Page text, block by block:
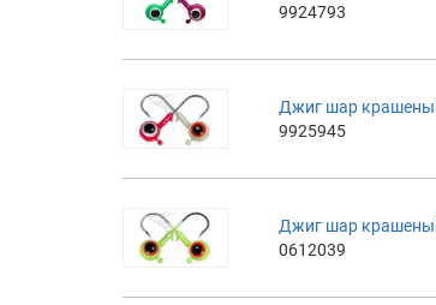
9924793
Джиг шар
9925945
Джиг шар
0612039